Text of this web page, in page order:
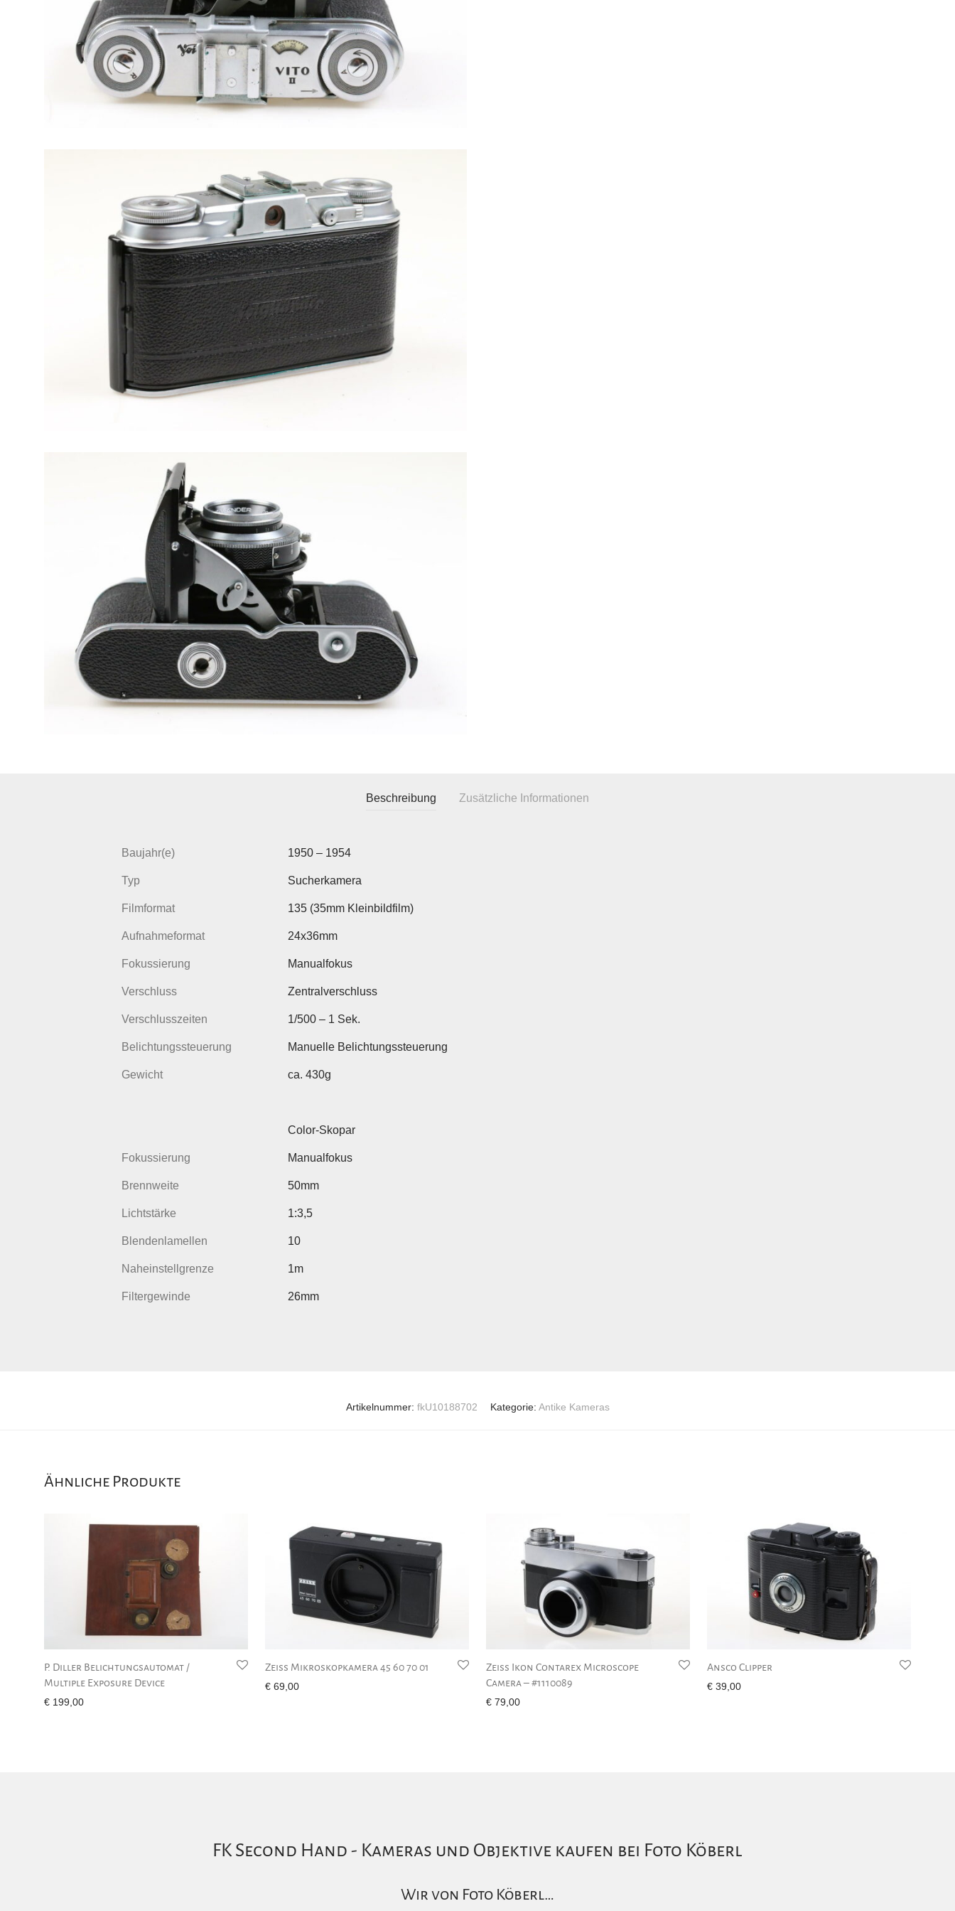
Beschreibung Zusätzliche Informationen
Baujahr(e) 1950 – 1954
Typ Sucherkamera
Filmformat 135 (35mm Kleinbildfilm)
Aufnahmeformat 24x36mm
Fokussierung Manualfokus
Verschluss Zentralverschluss
Verschlusszeiten 1/500 – 1 Sek.
Belichtungssteuerung Manuelle Belichtungssteuerung
Gewicht ca. 430g
Color-Skopar
Fokussierung Manualfokus
Brennweite 50mm
Lichtstärke 1:3,5
Blendenlamellen 10
Naheinstellgrenze 1m
Filtergewinde 26mm
Artikelnummer: fkU10188702 Kategorie: Antike Kameras
Ähnliche Produkte
P. Diller Belichtungsautomat /
Multiple Exposure Device
€ 199,00
Zeiss Mikroskopkamera 45 60 70 01
€ 69,00
Zeiss Ikon Contarex Microscope
Camera – #1110089
€ 79,00
Ansco Clipper
€ 39,00
FK Second Hand - Kameras und Objektive kaufen bei Foto Köberl
Wir von Foto Köberl…